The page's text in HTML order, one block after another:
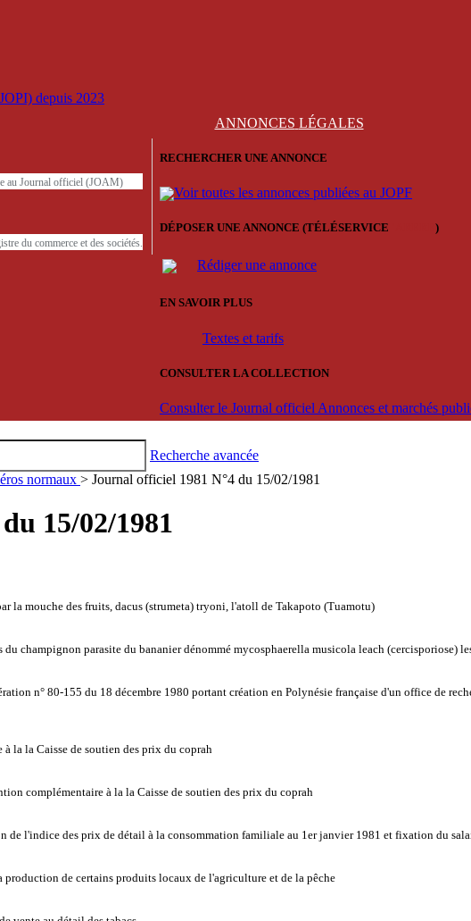
depuis 2023
ANNONCES LÉGALES
au Journal officiel (JOAM)
du commerce et des sociétés.
RECHERCHER UNE ANNONCE
Voir toutes les annonces publiées au JOPF
DÉPOSER UNE ANNONCE (TÉLÉSERVICE )
Rédiger une annonce
EN SAVOIR PLUS
Textes et tarifs
CONSULTER LA COLLECTION
Consulter le Journal officiel Annonces et marchés
Recherche avancée
normaux > Journal officiel 1981 N°4 du 15/02/1981
15/02/1981
la mouche des fruits, dacus (strumeta) tryoni, l'atoll de Takapoto (Tuamotu)
champignon parasite du bananier dénommé mycosphaerella musicola leach (cercisporiose)
n° 80-155 du 18 décembre 1980 portant création en Polynésie française d'un office de
la la Caisse de soutien des prix du coprah
complémentaire à la la Caisse de soutien des prix du coprah
l'indice des prix de détail à la consommation familiale au 1er janvier 1981 et fixation du
de certains produits locaux de l'agriculture et de la pêche